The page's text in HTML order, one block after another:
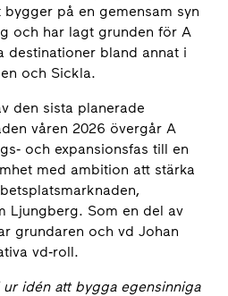
på en gemensam syn
och har lagt grunden för A
destinationer bland annat i
och Sickla.
den sista planerade
våren 2026 övergår A
och expansionsfas till en
med ambition att stärka
Ljungberg. Som en del av
grundaren och vd Johan
vd‑roll.
idén att bygga egensinniga